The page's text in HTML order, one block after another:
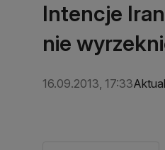
Intencje
nie
16.09.2013, 17:33